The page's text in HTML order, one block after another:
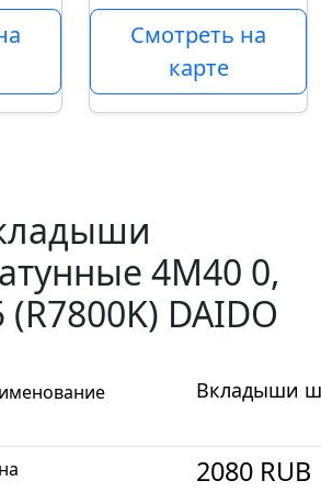
Смотреть на
карте
[1]
[18]
[1]
[0]
[6]
[3]
4M40 0,
(R7800K) DAIDO
Вкладыши
2080 RUB